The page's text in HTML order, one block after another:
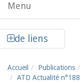
Menu
de liens
Accueil Publications
ATD Actualité n°188